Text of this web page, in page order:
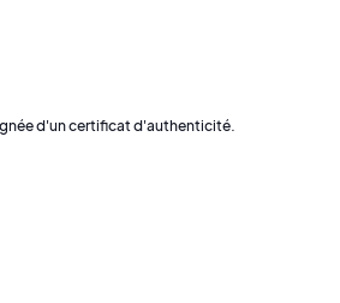
d'un certificat d'authenticité.